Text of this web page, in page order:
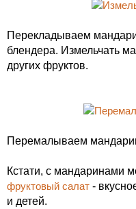
Перекладываем
блендера. Измельчать
других фруктов.
Перемалываем
Кстати, с мандаринами
фруктовый салат -
и детей.